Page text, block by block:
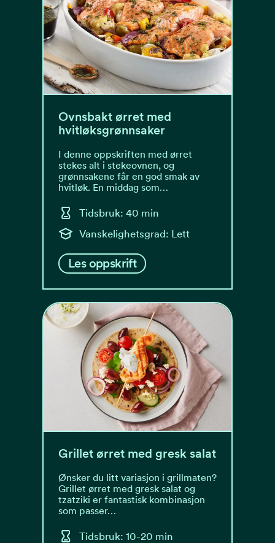
Ovnsbakt ørret med
hvitløksgrønnsaker
I denne oppskriften med ørret
stekes alt i stekeovnen, og
grønnsakene får en god smak av
hvitløk. En middag som…
Tidsbruk: 40 min
Vanskelighetsgrad: Lett
Les oppskrift
Grillet ørret med gresk salat
Ønsker du litt variasjon i grillmaten?
Grillet ørret med gresk salat og
tzatziki er fantastisk kombinasjon
som passer…
Tidsbruk: 10-20 min